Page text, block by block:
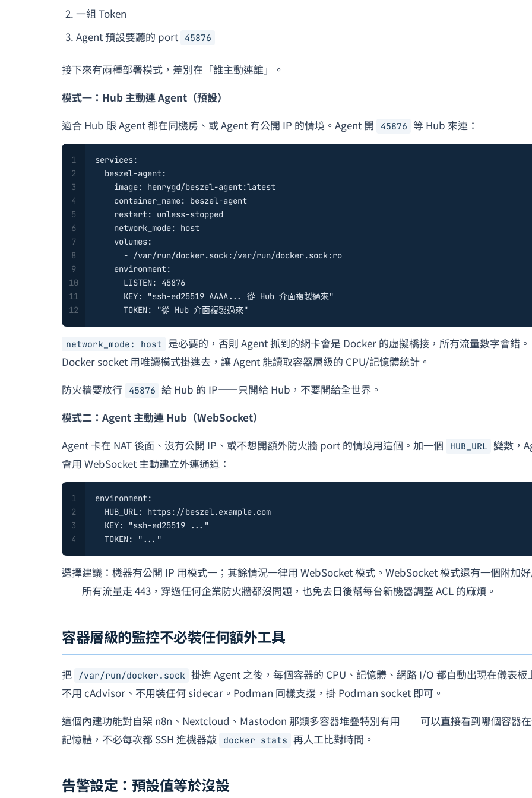
一組 Token
Agent 預設要聽的 port
45876
接下來有兩種部署模式，差別在「誰主動連誰」。
模式一：Hub 主動連 Agent（預設）
適合 Hub 跟 Agent 都在同機房、或 Agent 有公開 IP 的情境。Agent 開
45876 等 Hub 來連：
1
2
3
4
5
6
7
8
9
10
11
12
services:
beszel-agent:
image:
henrygd/beszel-agent:latest
container_name:
beszel-agent
restart:
unless-stopped
network_mode:
host
volumes:
- /var/run/docker.sock:/var/run/docker.sock:ro
environment:
LISTEN:
45876
KEY:
"ssh-ed25519 AAAA... 從 Hub 介面複製過來"
TOKEN:
"從 Hub 介面複製過來"
network_mode: host
是必要的，否則 Agent 抓到的網卡會是 Docker 的虛擬橋接，所有流量數字會錯。
Docker socket 用唯讀模式掛進去，讓 Agent 能讀取容器層級的 CPU/記憶體統計。
防火牆要放行
45876 給 Hub 的 IP——只開給 Hub，不要開給全世界。
模式二：Agent 主動連 Hub（WebSocket）
Agent 卡在 NAT 後面、沒有公開 IP、或不想開額外防火牆 port 的情境用這個。加一個
HUB_URL
變數，
會用 WebSocket 主動建立外連通道：
1
2
3
4
environment:
HUB_URL:
https://beszel.example.com
KEY:
"ssh-ed25519 ..."
TOKEN:
"..."
選擇建議：機器有公開 IP 用模式一；其餘情況一律用 WebSocket 模式。WebSocket 模式還有一個附加
——所有流量走 443，穿過任何企業防火牆都沒問題，也免去日後幫每台新機器調整 ACL 的麻煩。
容器層級的監控不必裝任何額外工具
把 /var/run/docker.sock 掛進 Agent 之後，每個容器的 CPU、記憶體、網路 I/O 都自動出現在儀表板
不用 cAdvisor、不用裝任何 sidecar。Podman 同樣支援，掛 Podman socket 即可。
這個內建功能對自架 n8n、Nextcloud、Mastodon 那類多容器堆疊特別有用——可以直接看到哪個容器
記憶體，不必每次都 SSH 進機器敲
docker stats 再人工比對時間。
告警設定：預設值等於沒設